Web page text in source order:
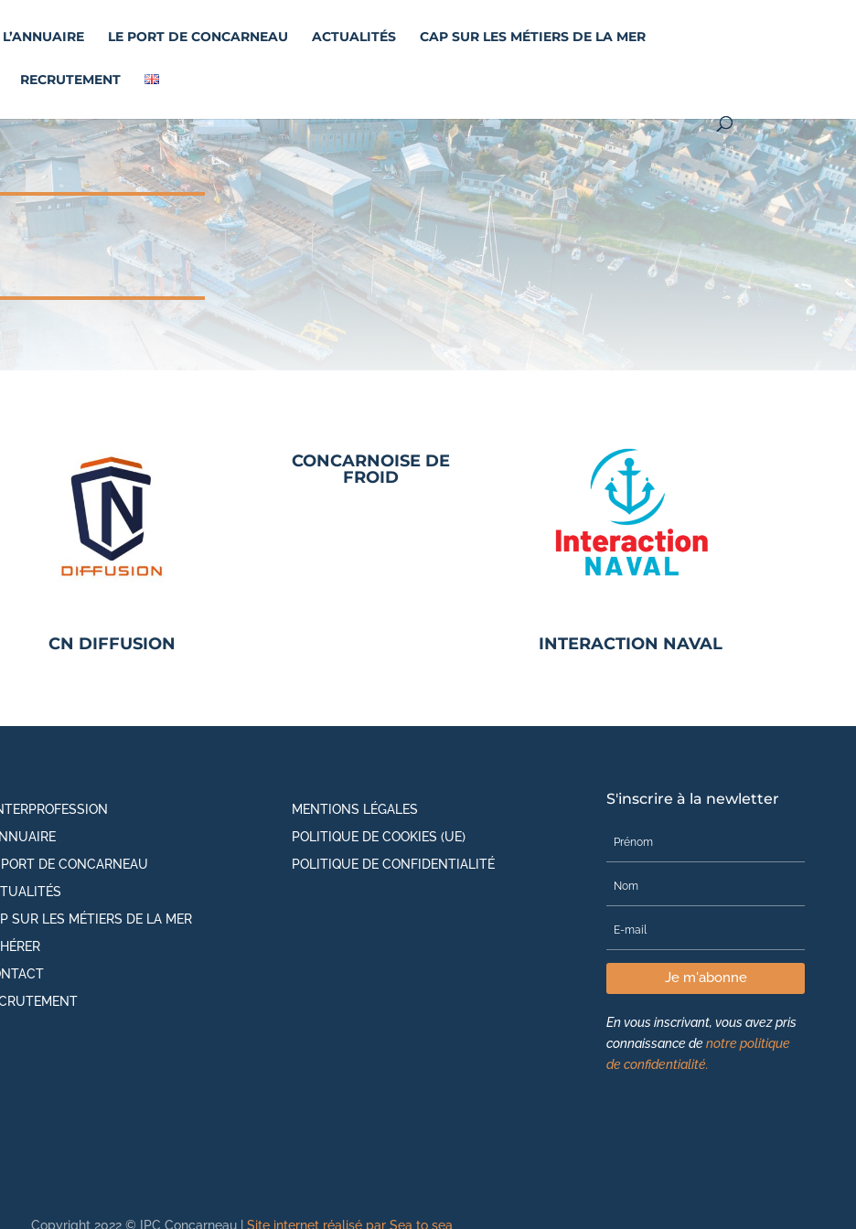
L’ANNUAIRE LE PORT DE CONCARNEAU ACTUALITÉS CAP SUR LES MÉTIERS DE LA MER
RECRUTEMENT
CN DIFFUSION
CONCARNOISE DE
FROID
INTERACTION NAVAL
PORT DE CONCARNEAU
SUR LES MÉTIERS DE LA MER
MENTIONS LÉGALES
POLITIQUE DE COOKIES (UE)
POLITIQUE DE CONFIDENTIALITÉ
S'inscrire à la newletter
Je m'abonne
En vous inscrivant, vous avez pris
connaissance denotre politique
de confidentialité.
Copyright 2022 © IPC Concarneau | Site internet réalisé par Sea to sea